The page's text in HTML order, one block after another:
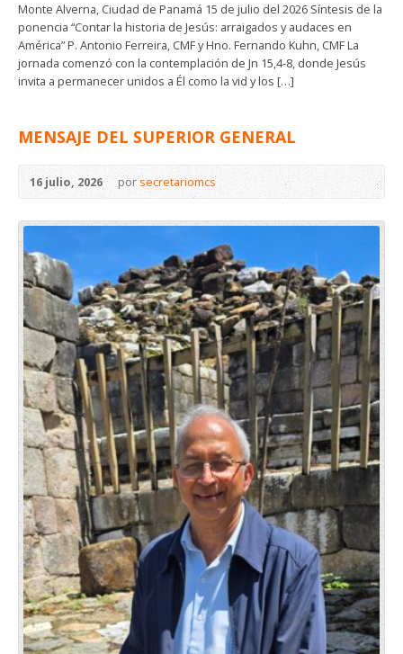
Monte Alverna, Ciudad de Panamá 15 de julio del 2026 Síntesis de la
ponencia “Contar la historia de Jesús: arraigados y audaces en
América” P. Antonio Ferreira, CMF y Hno. Fernando Kuhn, CMF La
jornada comenzó con la contemplación de Jn 15,4-8, donde Jesús
invita a permanecer unidos a Él como la vid y los […]
MENSAJE DEL SUPERIOR GENERAL
16 julio, 2026 por secretariomcs